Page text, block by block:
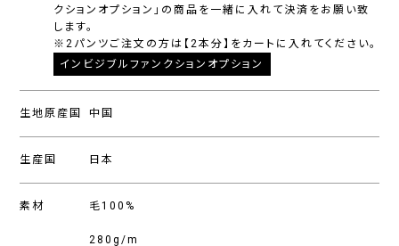
クションオプション」の商品を一緒に入れて決済をお願い致
します。
※2パンツご注文の方は【2本分】をカートに入れてください。
インビジブルファンクションオプション
生地原産国 中国
生産国 日本
素材 毛100%
280g/m